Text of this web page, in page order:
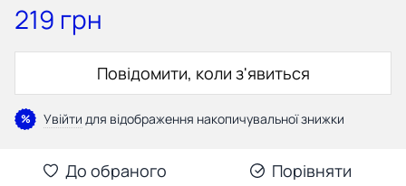
219 грн
Повідомити, коли з'явиться
% Увійти для відображення накопичувальної знижки
До обраного Порівняти